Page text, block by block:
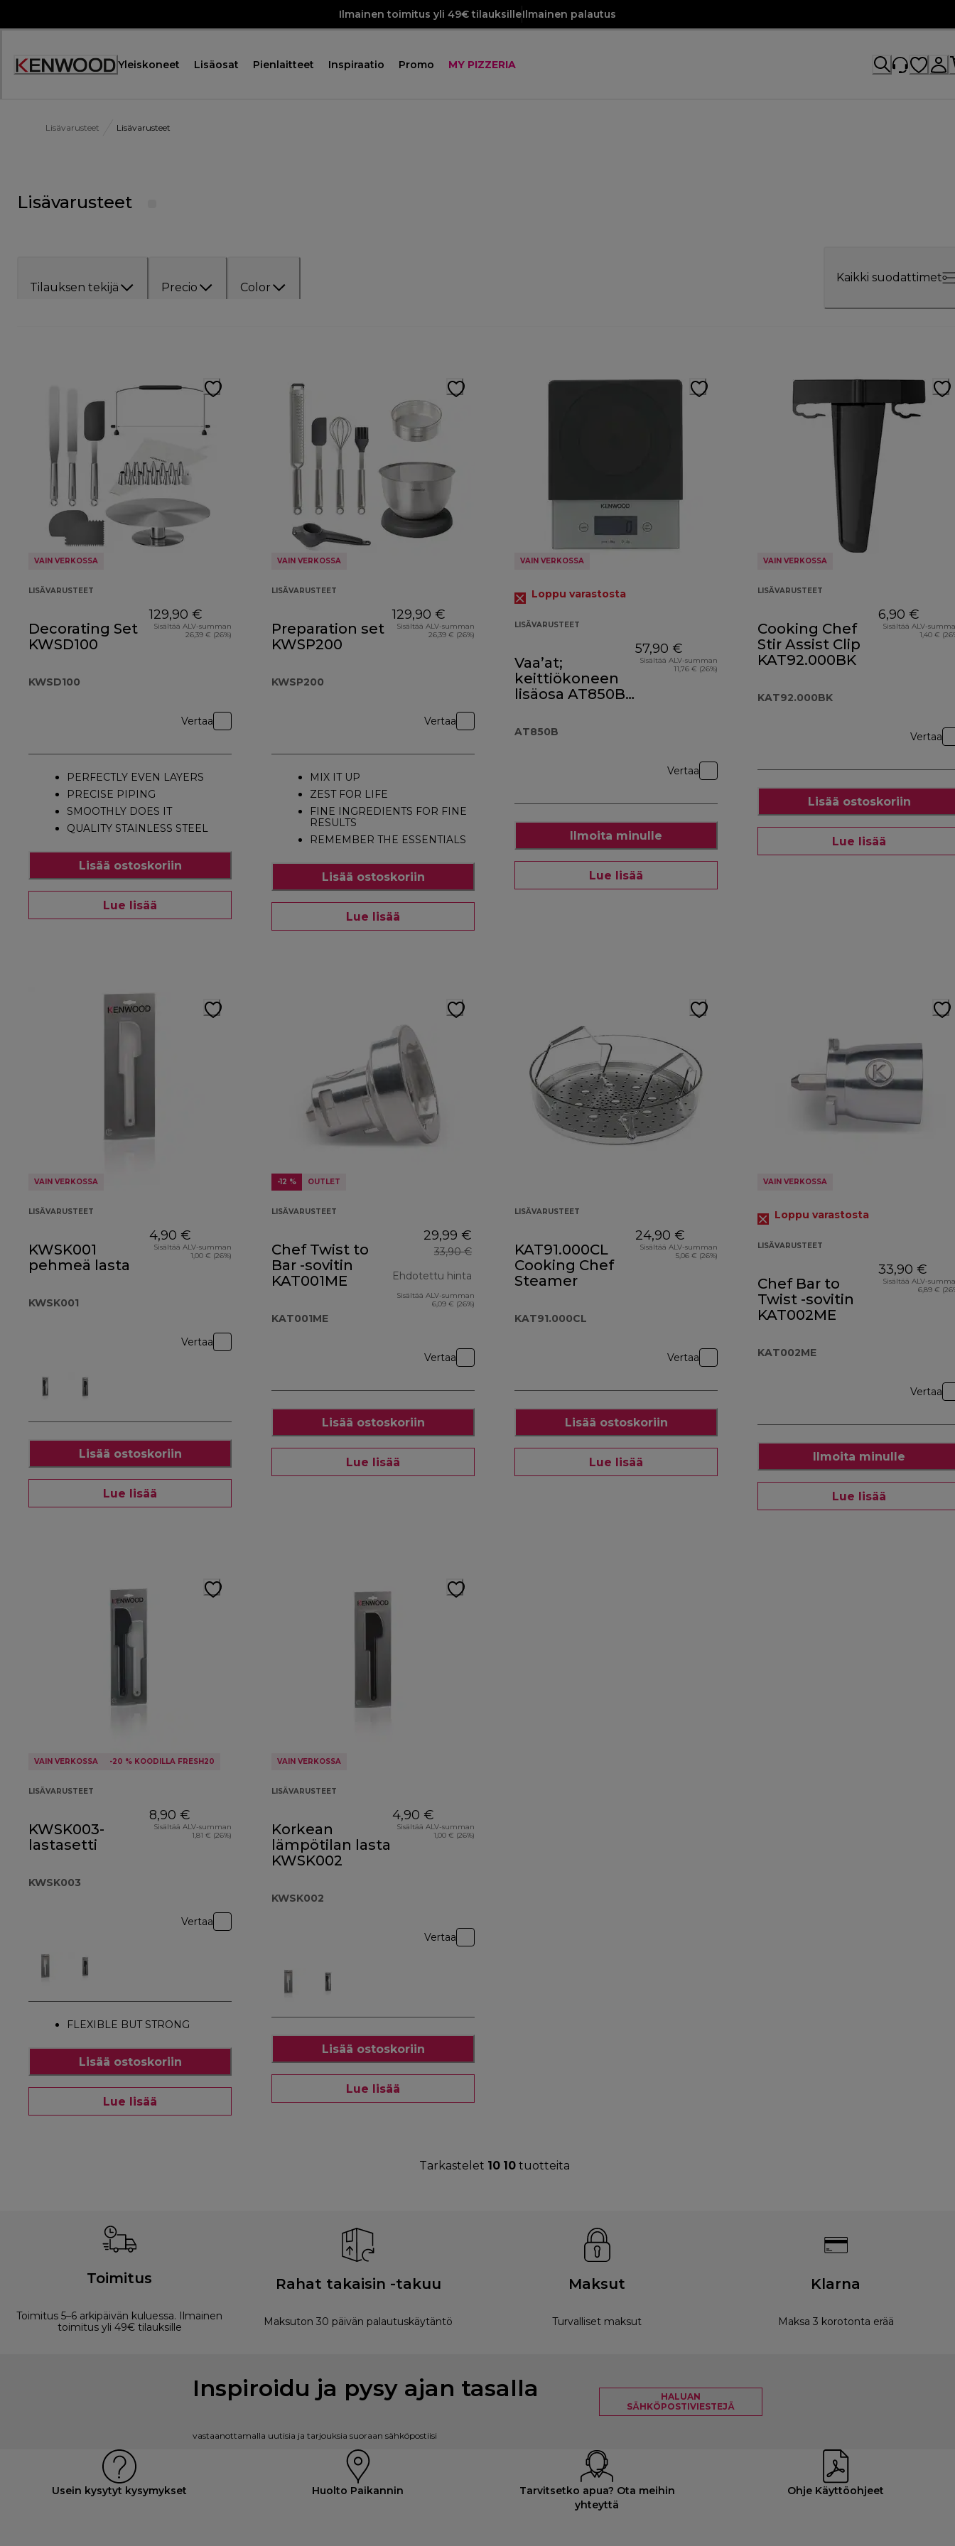
Ilmainen toimitus yli 49€ tilauksilleIlmainen palautus
Yleiskoneet Lisäosat Pienlaitteet Inspiraatio Promo MY PIZZERIA
Lisävarusteet Lisävarusteet
Lisävarusteet
Tilauksen tekijä Precio Color
Kaikki suodattimet
VAIN VERKOSSA
LISÄVARUSTEET
Decorating Set
KWSD100
KWSD100
129,90 €
Sisältää ALV-summan
26,39 € (26%)
Vertaa
PERFECTLY EVEN LAYERS
PRECISE PIPING
SMOOTHLY DOES IT
QUALITY STAINLESS STEEL
Lisää ostoskoriin
Lue lisää
VAIN VERKOSSA
LISÄVARUSTEET
Preparation set
KWSP200
KWSP200
129,90 €
Sisältää ALV-summan
26,39 € (26%)
Vertaa
MIX IT UP
ZEST FOR LIFE
FINE INGREDIENTS FOR FINE
RESULTS
REMEMBER THE ESSENTIALS
Lisää ostoskoriin
Lue lisää
VAIN VERKOSSA
Loppu varastosta
LISÄVARUSTEET
Vaa’at;
keittiökoneen
lisäosa AT850B,
AT850B
57,90 €
Sisältää ALV-summan
11,76 € (26%)
Vertaa
Ilmoita minulle
Lue lisää
VAIN VERKOSSA
LISÄVARUSTEET
Cooking Chef
Stir Assist Clip
KAT92.000BK
KAT92.000BK
6,90 €
Sisältää ALV-
1,40 €
Vertaa
Lisää ostoskoriin
Lue lisää
VAIN VERKOSSA
LISÄVARUSTEET
KWSK001
pehmeä lasta
KWSK001
4,90 €
Sisältää ALV-summan
1,00 € (26%)
Vertaa
Lisää ostoskoriin
Lue lisää
-12 % OUTLET
LISÄVARUSTEET
Chef Twist to
Bar -sovitin
KAT001ME
KAT001ME
29,99 €
33,90 €
Ehdotettu hinta
alkuperäinen hinta 33,90 €
Sisältää ALV-summan
6,09 € (26%)
Vertaa
Lisää ostoskoriin
Lue lisää
LISÄVARUSTEET
KAT91.000CL
Cooking Chef
Steamer
KAT91.000CL
24,90 €
Sisältää ALV-summan
5,06 € (26%)
Vertaa
Lisää ostoskoriin
Lue lisää
VAIN VERKOSSA
Loppu varastosta
LISÄVARUSTEET
Chef Bar to
Twist -sovitin
KAT002ME
KAT002ME
33,90 €
Sisältää ALV-
6,89 €
Vertaa
Ilmoita minulle
Lue lisää
VAIN VERKOSSA -20 % KOODILLA FRESH20
LISÄVARUSTEET
KWSK003-
lastasetti
KWSK003
8,90 €
Sisältää ALV-summan
1,81 € (26%)
Vertaa
FLEXIBLE BUT STRONG
Lisää ostoskoriin
Lue lisää
VAIN VERKOSSA
LISÄVARUSTEET
Korkean
lämpötilan lasta
KWSK002
KWSK002
4,90 €
Sisältää ALV-summan
1,00 € (26%)
Vertaa
Lisää ostoskoriin
Lue lisää
Tarkastelet 10 10 tuotteita
Toimitus
Toimitus 5–6 arkipäivän kuluessa. Ilmainen
toimitus yli 49€ tilauksille
Rahat takaisin -takuu
Maksuton 30 päivän palautuskäytäntö
Maksut
Turvalliset maksut
Klarna
Maksa 3 korotonta erää
Inspiroidu ja pysy ajan tasalla
vastaanottamalla uutisia ja tarjouksia suoraan sähköpostiisi
HALUAN
SÄHKÖPOSTIVIESTEJÄ
Usein kysytyt kysymykset Huolto Paikannin
Tarvitsetko apua? Ota meihin
yhteyttä
Ohje Käyttöohjeet